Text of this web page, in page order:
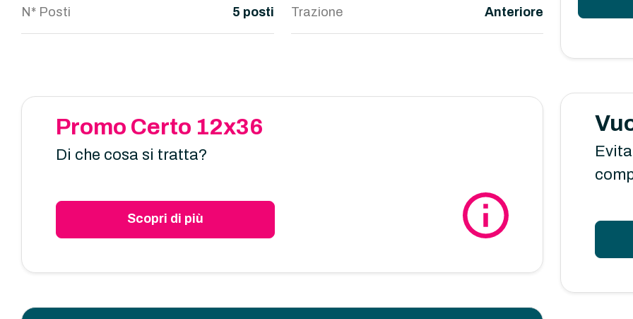
N* Posti 5 posti Trazione Anteriore
Promo Certo 12x36
Di che cosa si tratta?
Scopri di più